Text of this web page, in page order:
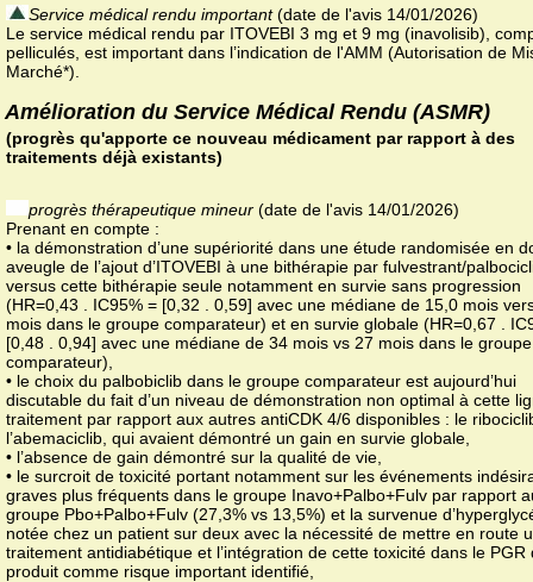
Service médical rendu important(date de l'avis 14/01/2026)
Le service médical rendu par ITOVEBI 3 mg et 9 mg (inavolisib),
pelliculés, est important dans l’indication de l'AMM (Autorisation de
Marché*).
Amélioration du Service Médical Rendu (ASMR)
(progrès qu'apporte ce nouveau médicament par rapport à des
traitements déjà existants)
progrès thérapeutique mineur (date de l'avis 14/01/2026)
Prenant en compte :
• la démonstration d’une supériorité dans une étude randomisée en
aveugle de l’ajout d’ITOVEBI à une bithérapie par fulvestrant/
versus cette bithérapie seule notamment en survie sans progression
(HR=0,43 . IC95% = [0,32 . 0,59] avec une médiane de 15,0 mois
mois dans le groupe comparateur) et en survie globale (HR=0,67 .
[0,48 . 0,94] avec une médiane de 34 mois vs 27 mois dans le groupe
comparateur),
• le choix du palbobiclib dans le groupe comparateur est aujourd’hui
discutable du fait d’un niveau de démonstration non optimal à cette
traitement par rapport aux autres antiCDK 4/6 disponibles : le
l’abemaciclib, qui avaient démontré un gain en survie globale,
• l’absence de gain démontré sur la qualité de vie,
• le surcroit de toxicité portant notamment sur les événements
graves plus fréquents dans le groupe Inavo+Palbo+Fulv par rapport
groupe Pbo+Palbo+Fulv (27,3% vs 13,5%) et la survenue
notée chez un patient sur deux avec la nécessité de mettre en route
traitement antidiabétique et l’intégration de cette toxicité dans le PGR
produit comme risque important identifié,